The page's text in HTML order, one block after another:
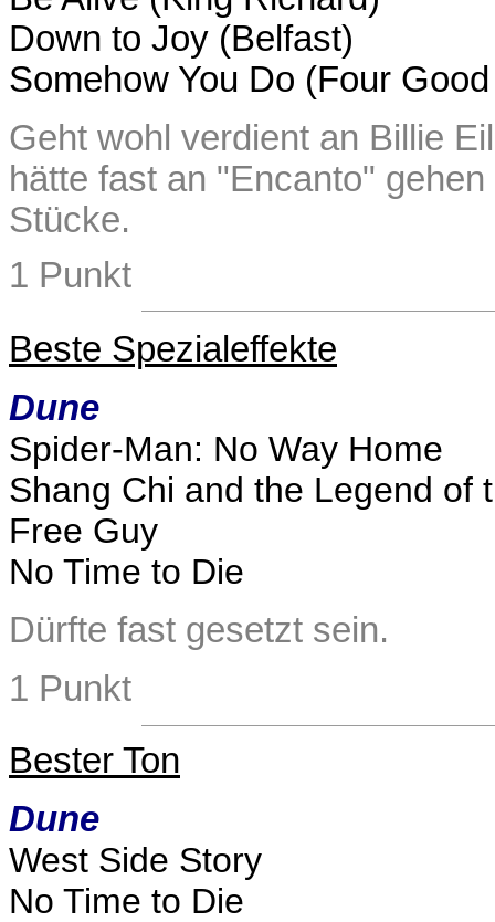
Down to Joy (Belfast)
Somehow You Do (Four
Geht wohl verdient an Billie
hätte fast an "Encanto"
Stücke.
1 Punkt
Beste Spezialeffekte
Dune
Spider-Man: No Way Home
Shang Chi and the Legend of
Free Guy
No Time to Die
Dürfte fast gesetzt sein.
1 Punkt
Bester Ton
Dune
West Side Story
No Time to Die